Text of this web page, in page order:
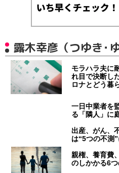
露木幸彦（つゆき・
モラハラ夫に
れ目で決断し
ロナとどう暮
一日中業者を
る「隣人」に
出産、がん、
は“5つの不測
親権、養育費
のしかかる6つ